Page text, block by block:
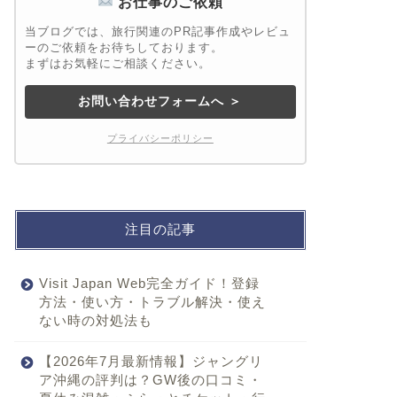
当ブログでは、旅行関連のPR記事作成やレビュ
ーのご依頼をお待ちしております。
まずはお気軽にご相談ください。
お問い合わせフォームへ ＞
プライバシーポリシー
注目の記事
Visit Japan Web完全ガイド！登録
方法・使い方・トラブル解決・使え
ない時の対処法も
【2026年7月最新情報】ジャングリ
ア沖縄の評判は？GW後の口コミ・